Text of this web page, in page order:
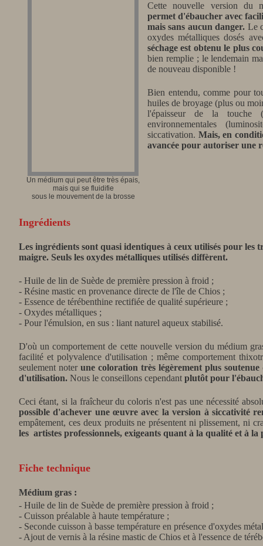
Un médium qui peut être très épais,
mais qui se fluidifie
sous le mouvement de la brosse
Cette nouvelle version du
permet d'ébaucher avec
mais sans aucun danger. Le
oxydes métalliques dosés
séchage est obtenu le plus
bien remplie ; le lendemain
de nouveau disponible !
Bien entendu, comme pour
huiles de broyage (plus ou
l'épaisseur de la touche
environnementales
siccativation. Mais, en
avancée pour autoriser une
Ingrédients
Les ingrédients sont quasi identiques à ceux utilisés pour
maigre. Seuls les oxydes métalliques utilisés diffèrent.
- Huile de lin de Suède de première pression à froid ;
- Résine mastic en provenance directe de l'île de Chios ;
- Essence de térébenthine rectifiée de qualité supérieure ;
- Oxydes métalliques ;
- Pour l'émulsion, en sus : liant naturel aqueux stabilisé.
D'où un comportement de cette nouvelle version du médium
facilité et polyvalence d'utilisation ; même comportement
seulement noter une coloration très légèrement plus
d'utilisation. Nous le conseillons cependant plutôt pour
Ceci étant, si la fraîcheur du coloris n'est pas une nécessité
possible d'achever une œuvre avec la version à siccativité
empâtement, ces deux produits ne présentent ni plissement, ni
les artistes professionnels, exigeants quant à la qualité et à
Fiche technique
Médium gras :
- Huile de lin de Suède de première pression à froid ;
- Cuisson préalable à haute température ;
- Seconde cuisson à basse température en présence d'oxydes
- Ajout de vernis à la résine mastic de Chios et à l'essence de